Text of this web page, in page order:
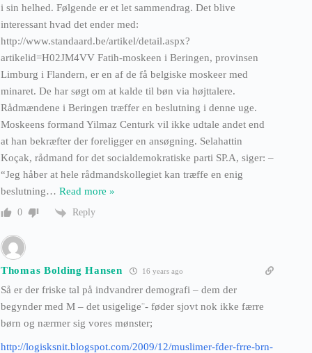
i sin helhed. Følgende er et let sammendrag. Det blive
interessant hvad det ender med:
http://www.standaard.be/artikel/detail.aspx?
artikelid=H02JM4VV Fatih-moskeen i Beringen, provinsen
Limburg i Flandern, er en af de få belgiske moskeer med
minaret. De har søgt om at kalde til bøn via højttalere.
Rådmændene i Beringen træffer en beslutning i denne uge.
Moskeens formand Yilmaz Centurk vil ikke udtale andet end
at han bekræfter der foreligger en ansøgning. Selahattin
Koçak, rådmand for det socialdemokratiske parti SP.A, siger: –
“Jeg håber at hele rådmandskollegiet kan træffe en enig
beslutning… Read more »
0 Reply
Thomas Bolding Hansen 16 years ago
Så er der friske tal på indvandrer demografi – dem der
begynder med M – det usigelige¨- føder sjovt nok ikke færre
børn og nærmer sig vores mønster;
http://logisksnit.blogspot.com/2009/12/muslimer-fder-frre-brn-